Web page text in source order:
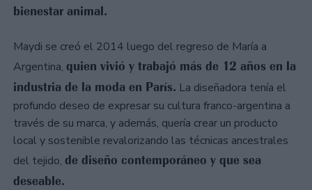
bienestar animal.
Maydi se creó el 2014 luego del regreso de María a
Argentina, quien vivió y trabajó más de 12 años en la
industria de la moda en París. La diseñadora tenía el
profundo deseo de expresar su cultura franco-argentina a
través de su marca, y además, quería crear un producto
local y sostenible revalorizando las técnicas ancestrales
del tejido, de diseño contemporáneo y que sea
deseable.